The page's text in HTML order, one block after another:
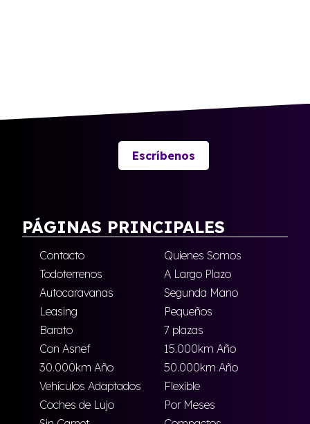
Escríbenos
PÁGINAS PRINCIPALES
Contacto
Quienes Somos
Todoterrenos
A Largo Plazo
Autocaravanas
Segunda Mano
Leasing
Pequeños
Barato
7 plazas
Con Asnef
15.000km Año
30.000km Año
50.000km Año
Vehículos Adaptados
Flexible
Coches de Lujo
Por Meses